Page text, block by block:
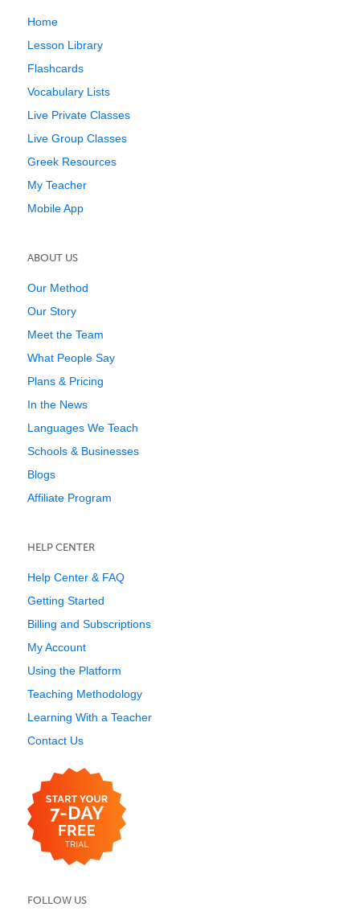
Home
Lesson Library
Flashcards
Vocabulary Lists
Live Private Classes
Live Group Classes
Greek Resources
My Teacher
Mobile App
ABOUT US
Our Method
Our Story
Meet the Team
What People Say
Plans & Pricing
In the News
Languages We Teach
Schools & Businesses
Blogs
Affiliate Program
HELP CENTER
Help Center & FAQ
Getting Started
Billing and Subscriptions
My Account
Using the Platform
Teaching Methodology
Learning With a Teacher
Contact Us
FOLLOW US